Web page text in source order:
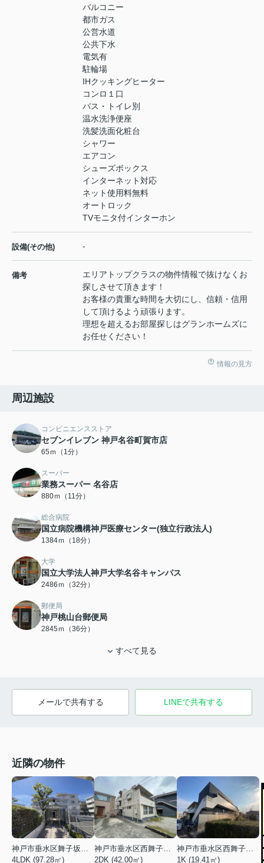
バルコニー
都市ガス
公営水道
公共下水
電気有
駐輪場
IHクッキングヒーター
コンロ１口
バス・トイレ別
温水洗浄便座
洗髪洗面化粧台
シャワー
エアコン
シューズボックス
インターネット対応
ネット使用料無料
オートロック
TVモニタ付インターホン
設備(その他) -
備考
エリアトップクラスの物件情報で抜けなくお
探しさせて頂きます！
お客様の貴重な時間を大切にし、信頼・信用
して頂けるよう頑張ります。
理想を超えるお部屋探しはグランホームズに
お任せください！
情報の見方
周辺施設
コンビニエンスストア
セブンイレブン 神戸名谷町賀市店
65ｍ（1分）
スーパー
業務スーパー 名谷店
880ｍ（11分）
総合病院
国立病院機構神戸医療センター(独立行政法人)
1384ｍ（18分）
大学
国立大学法人神戸大学名谷キャンパス
2486ｍ（32分）
郵便局
神戸桃山台郵便局
2845ｍ（36分）
すべて見る
メールで共有する LINEで共有する
近隣の物件
4LDK (97.28㎡)
2DK (42.00㎡)
1K (19.41㎡)